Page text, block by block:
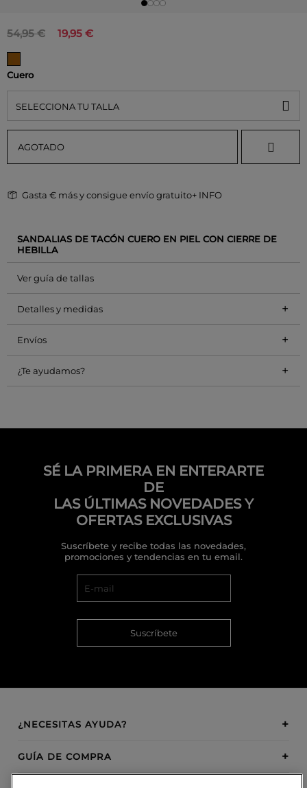
19,95 €
54,95 €
Cuero
SELECCIONA TU TALLA
AGOTADO
Gasta € más y consigue envío gratuito+ INFO
SANDALIAS DE TACÓN CUERO EN PIEL CON CIERRE DE
HEBILLA
Ver guía de tallas
Detalles y medidas +
Envíos +
¿Te ayudamos? +
SÉ LA PRIMERA EN ENTERARTE
DE
LAS ÚLTIMAS NOVEDADES Y
OFERTAS EXCLUSIVAS
Suscríbete y recibe todas las novedades,
promociones y tendencias en tu email.
Suscríbete
¿NECESITAS AYUDA?
GUÍA DE COMPRA